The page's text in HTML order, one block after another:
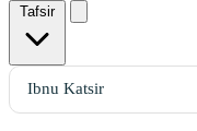
Tafsir